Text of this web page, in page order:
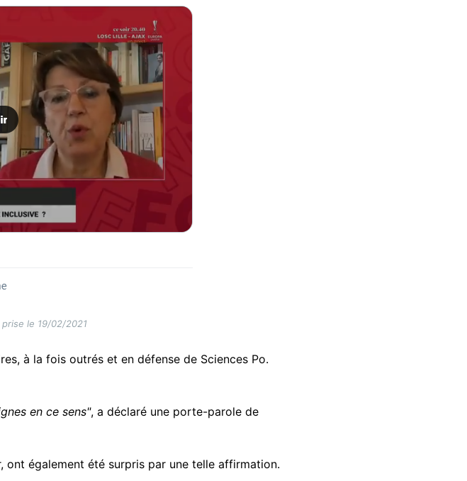
le 19/02/2021
à la fois outrés et en défense de Sciences Po.
en ce sens", a déclaré une porte-parole de
également été surpris par une telle affirmation.